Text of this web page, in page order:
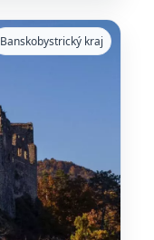
Banskobystrický kraj